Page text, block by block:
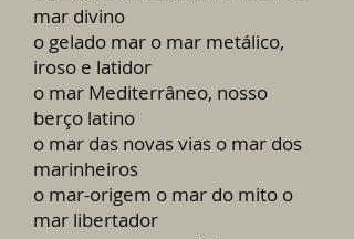
mar divino
o gelado mar o mar metálico,
iroso e latidor
o mar Mediterrâneo, nosso
berço latino
o mar das novas vias o mar dos
marinheiros
o mar-origem o mar do mito o
mar libertador